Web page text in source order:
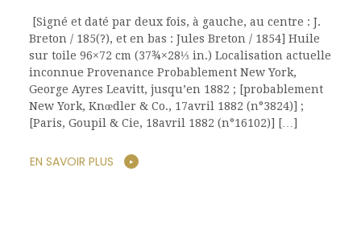
[Signé et daté par deux fois, à gauche, au centre : J.
Breton / 185(?), et en bas : Jules Breton / 1854] Huile
sur toile 96×72 cm (37¾×28⅓ in.) Localisation actuelle
inconnue Provenance Probablement New York,
George Ayres Leavitt, jusqu’en 1882 ; [probablement
New York, Knœdler & Co., 17avril 1882 (n°3824)] ;
[Paris, Goupil & Cie, 18avril 1882 (n°16102)] […]
EN SAVOIR PLUS